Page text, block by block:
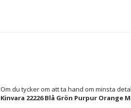
Om du tycker om att ta hand om minsta
Kinvara 22226 Blå Grön Purpur Orange